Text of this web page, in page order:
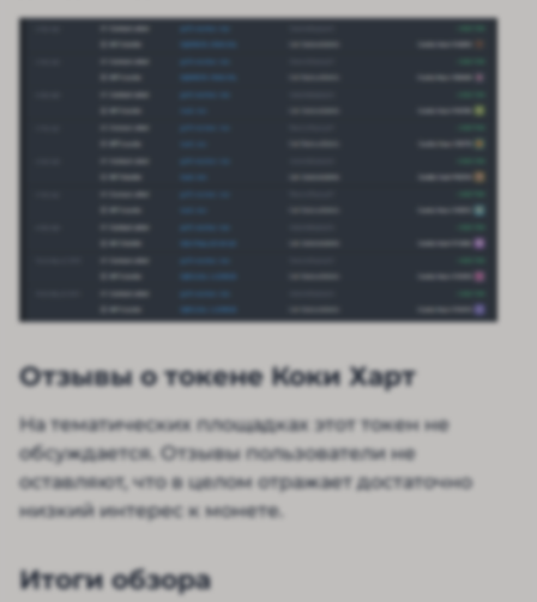
Отзывы о токене Коки Харт
На тематических площадках этот токен не
обсуждается. Отзывы пользователи не
оставляют, что в целом отражает достаточно
низкий интерес к монете.
Итоги обзора